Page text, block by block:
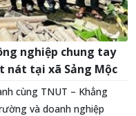
nghiệp chung tay
nát tại xã Sảng Mộc
cùng TNUT – Khẳng
và doanh nghiệp